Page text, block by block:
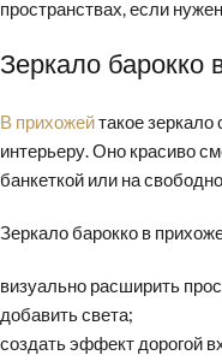
пространствах, если
Зеркало барокко
В прихожейтакое зеркало
интерьеру. Оно красиво
банкеткой или на
Зеркало барокко в
визуально расширить
добавить света;
создать эффект дорогой